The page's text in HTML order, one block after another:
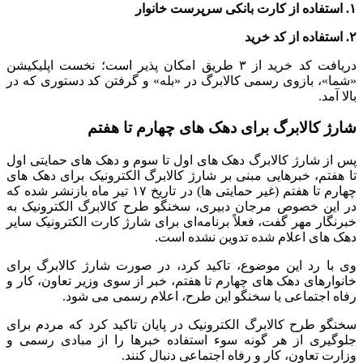
۱. استفاده از کارت بانکی سرپرست خانوار
۲. استفاده از کد خرید
دریافت کد خرید از ۳ طریق امکان پذیر است؛ نخست اپلیکیشن
«شما»، بازوی رسمی کالابرگ در «بله» و گرفتن کد دستوری که در
بالا آمد.
شارژ کالابرگ برای دهک‌ های چهارم تا هفتم
پس از شارژ کالابرگ دهک‌ های اول تا سوم و دهک‌ های حمایتی اول
تا هفتم، خبرهایی مبنی بر شارژ کالابرگ الکترونیک برای دهک‌ های
چهارم تا هفتم (غیر حمایتی‌ ها) در تاریخ ۱۷ تیر ماه بازنشر شده که
در این خصوص مرجان دبیری، سخنگو طرح کالابرگ الکترونیک به
خبرنگار مهر گفت، فعلاً برنامه‌ای برای شارژ کارت الکترونیک سایر
دهک‌ های اعلام شده تدوین نشده است.
وی با رد این موضوع، تاکید کرد، در صورت شارژ کالابرگ برای
خانوارهای دهک‌ های چهارم تا هفتم، خبر از سوی وزیر تعاون، کار و
رفاه اجتماعی یا سخنگو این طرح، اعلام رسمی می‌ شود.
سخنگو طرح کالابرگ الکترونیک در پایان تاکید کرد که مردم برای
جلوگیری از هر گونه سوء استفاده خبرها را از مبادی رسمی و
وزارت تعاون، کار و رفاه اجتماعی دنبال کنند.